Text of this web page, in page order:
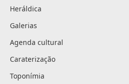
Heráldica
Galerias
Agenda cultural
Caraterização
Toponímia